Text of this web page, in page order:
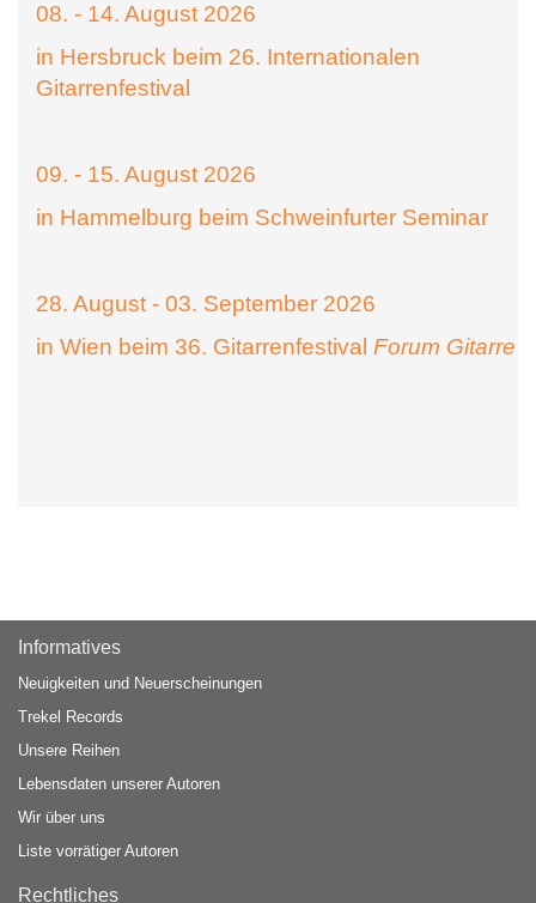
08. - 14. August 2026
in Hersbruck beim 26. Internationalen
Gitarrenfestival
09. - 15. August 2026
in Hammelburg beim Schweinfurter Seminar
28. August - 03. September 2026
in Wien beim 36. Gitarrenfestival Forum Gitarre
Informatives
Neuigkeiten und Neuerscheinungen
Trekel Records
Unsere Reihen
Lebensdaten unserer Autoren
Wir über uns
Liste vorrätiger Autoren
Rechtliches